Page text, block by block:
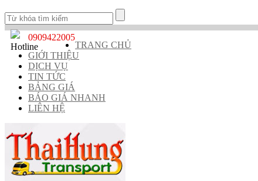
0909422005
TRANG CHỦ
GIỚI THIỆU
DỊCH VỤ
TIN TỨC
BẢNG GIÁ
BÁO GIÁ NHANH
LIÊN HỆ